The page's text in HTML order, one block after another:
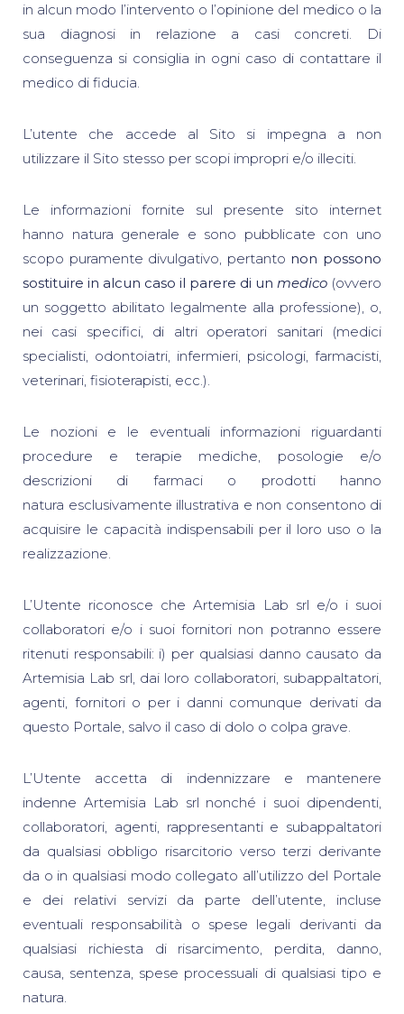
in alcun modo l’intervento o l’opinione del medico o la
sua diagnosi in relazione a casi concreti. Di
conseguenza si consiglia in ogni caso di contattare il
medico di fiducia.
L’utente che accede al Sito si impegna a non
utilizzare il Sito stesso per scopi impropri e/o illeciti.
Le informazioni fornite sul presente sito internet
hanno natura generale e sono pubblicate con uno
scopo puramente divulgativo, pertanto non possono
sostituire in alcun caso il parere di un medico (ovvero
un soggetto abilitato legalmente alla professione), o,
nei casi specifici, di altri operatori sanitari (medici
specialisti, odontoiatri, infermieri, psicologi, farmacisti,
veterinari, fisioterapisti, ecc.).
Le nozioni e le eventuali informazioni riguardanti
procedure e terapie mediche, posologie e/o
descrizioni di farmaci o prodotti hanno
natura esclusivamente illustrativa e non consentono di
acquisire le capacità indispensabili per il loro uso o la
realizzazione.
L’Utente riconosce che Artemisia Lab srl e/o i suoi
collaboratori e/o i suoi fornitori non potranno essere
ritenuti responsabili: i) per qualsiasi danno causato da
Artemisia Lab srl, dai loro collaboratori, subappaltatori,
agenti, fornitori o per i danni comunque derivati da
questo Portale, salvo il caso di dolo o colpa grave.
L’Utente accetta di indennizzare e mantenere
indenne Artemisia Lab srl nonché i suoi dipendenti,
collaboratori, agenti, rappresentanti e subappaltatori
da qualsiasi obbligo risarcitorio verso terzi derivante
da o in qualsiasi modo collegato all’utilizzo del Portale
e dei relativi servizi da parte dell’utente, incluse
eventuali responsabilità o spese legali derivanti da
qualsiasi richiesta di risarcimento, perdita, danno,
causa, sentenza, spese processuali di qualsiasi tipo e
natura.